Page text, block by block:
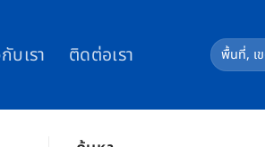
บเรา ติดต่อเรา